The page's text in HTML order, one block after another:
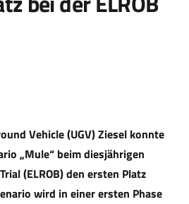
Vehicle (UGV) Ziesel konnte
„Mule“ beim diesjährigen
(ELROB) den ersten Platz
wird in einer ersten Phase